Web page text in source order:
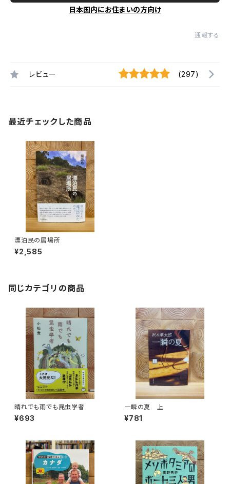
日本国内にお住まいの方向け
通報する
レビュー (297)
最近チェックした商品
漂泊民の居場所
¥2,585
同じカテゴリの商品
晴れでも雨でも昆虫学者
¥693
一瞬の夏 上
¥781